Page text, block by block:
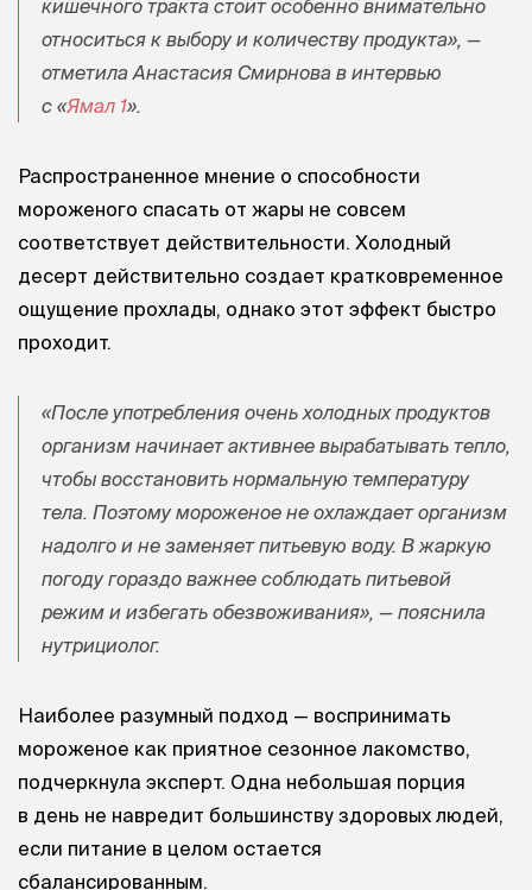
кишечного тракта стоит особенно внимательно
относиться к выбору и количеству продукта», —
отметила Анастасия Смирнова в интервью
с «Ямал 1».
Распространенное мнение о способности
мороженого спасать от жары не совсем
соответствует действительности. Холодный
десерт действительно создает кратковременное
ощущение прохлады, однако этот эффект быстро
проходит.
«После употребления очень холодных продуктов
организм начинает активнее вырабатывать тепло,
чтобы восстановить нормальную температуру
тела. Поэтому мороженое не охлаждает организм
надолго и не заменяет питьевую воду. В жаркую
погоду гораздо важнее соблюдать питьевой
режим и избегать обезвоживания», — пояснила
нутрициолог.
Наиболее разумный подход — воспринимать
мороженое как приятное сезонное лакомство,
подчеркнула эксперт. Одна небольшая порция
в день не навредит большинству здоровых людей,
если питание в целом остается
сбалансированным.